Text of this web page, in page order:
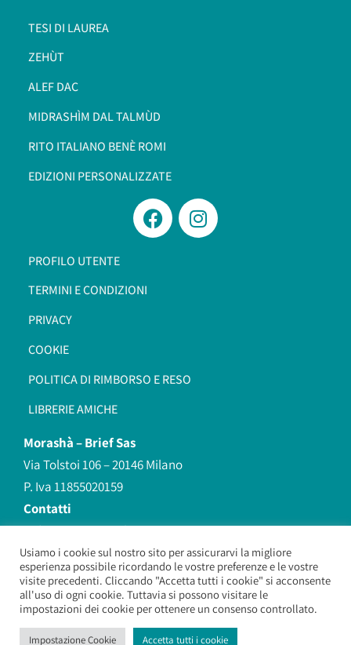
TESI DI LAUREA
ZEHÙT
ALEF DAC
MIDRASHÌM DAL TALMÙD
RITO ITALIANO BENÈ ROMI​
EDIZIONI PERSONALIZZATE
PROFILO UTENTE
TERMINI E CONDIZIONI
PRIVACY
COOKIE
POLITICA DI RIMBORSO E RESO
LIBRERIE AMICHE
Morashà –Brief Sas
Via Tolstoi 106 – 20146 Milano
P. Iva 11855020159
Contatti
redazione@morasha.it
339 8596707
(anche Whatsapp)
Morashà – Brief Sas – Copyright 2026. All Rights Reserved.
Usiamo i cookie sul nostro sito per assicurarvi la migliore
esperienza possibile ricordando le vostre preferenze e le vostre
visite precedenti. Cliccando "Accetta tutti i cookie" si acconsente
all'uso di ogni cookie. Tuttavia si possono visitare le
impostazioni dei cookie per ottenere un consenso controllato.
Impostazione Cookie Accetta tutti i cookie